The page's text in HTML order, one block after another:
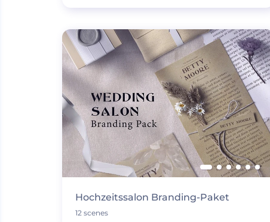
Hochzeitssalon Branding-Paket
12 scenes